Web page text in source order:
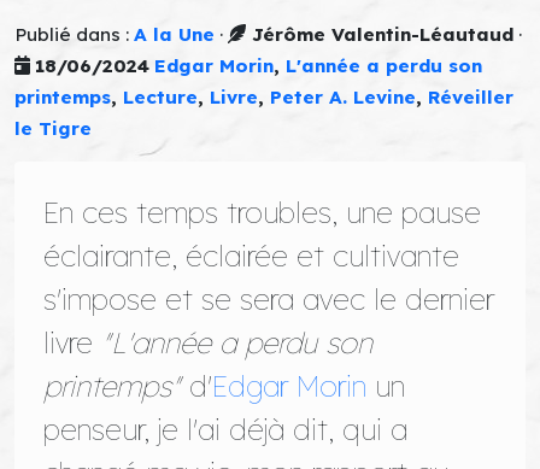
Publié dans : A la Une · Jérôme Valentin-Léautaud ·
18/06/2024 Edgar Morin, L'année a perdu son
printemps, Lecture, Livre, Peter A. Levine, Réveiller
le Tigre
En ces temps troubles, une pause
éclairante, éclairée et cultivante
s'impose et se sera avec le dernier
livre "L'année a perdu son
printemps"d'Edgar Morin un
penseur, je l'ai déjà dit, qui a